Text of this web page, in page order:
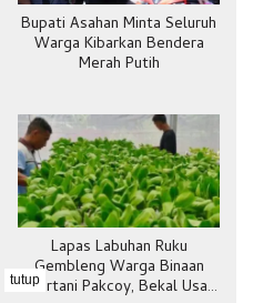
Bupati Asahan Minta Seluruh
Warga Kibarkan Bendera
Merah Putih
Lapas Labuhan Ruku
Gembleng Warga Binaan
Bertani Pakcoy, Bekal Usai
tutup